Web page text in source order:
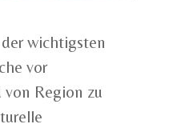
wichtigsten
vor
Region zu